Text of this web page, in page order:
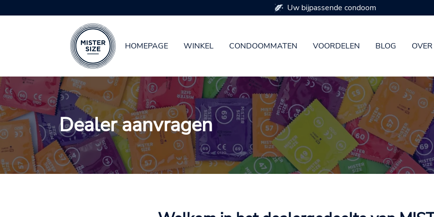
Spring naar hoofd-inhoud
HOMEPAGE WINKEL CONDOOMMATEN VOORDELEN BLOG
Beschikbaar in 7 condoommaten
Dealer aanvragen